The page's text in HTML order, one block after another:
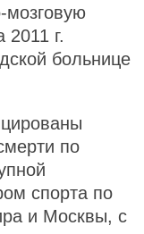
мозговую
2011 г.
больнице
по
спорта по
и Москвы, с